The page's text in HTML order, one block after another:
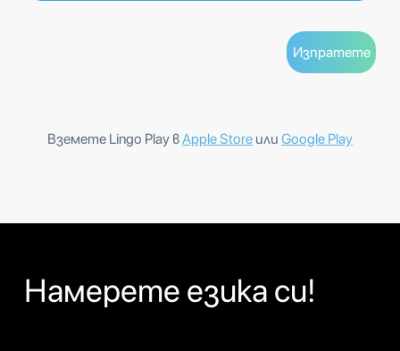
Вземете Lingo Play вApple Store или Google Play
Намерете езика си!